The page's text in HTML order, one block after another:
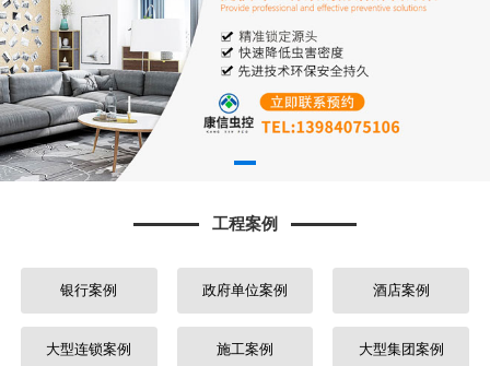
工程案例
银行案例 政府单位案例 酒店案例
大型连锁案例 施工案例 大型集团案例
新闻动态
工程案例
药械销售
主营业务
联系我们